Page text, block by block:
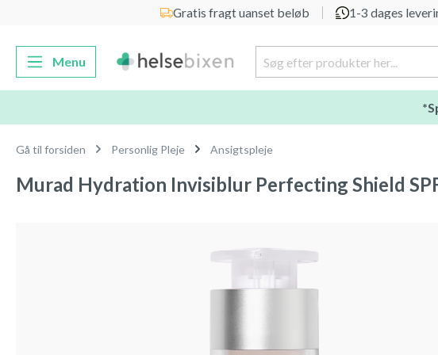
Gå til hovednavigationGratis fragt uanset beløb 1-3 dages
Menu
Gå til forsiden Personlig Pleje Ansigtspleje
Murad Hydration Invisiblur Perfecting Shield